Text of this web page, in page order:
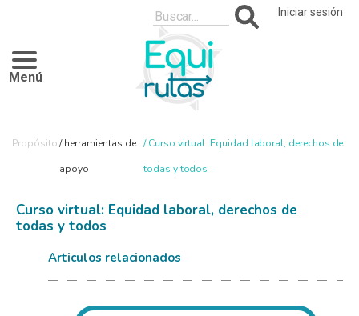
principal
Menú
Iniciar sesión
Sobrescribir
enlaces
ayuda
Propósito
herramientas de
apoyo
Curso virtual: Equidad laboral, derechos de
todas y todos
Curso virtual: Equidad laboral, derechos de
todas y todos
Articulos relacionados